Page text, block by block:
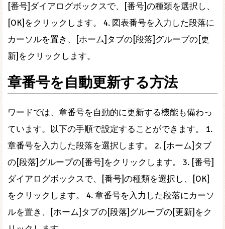
[番号]ダイアログボックスで、[番号]の種類を選択し、
[OK]をクリックします。 4. 図表番号を入力した段落に
カーソルを置き、[ホーム]タブの[段落]グループの[更
新]をクリックします。
章番号を自動更新する方法
ワードでは、章番号を自動的に更新する機能も備わっ
ています。以下の手順で設定することができます。 1.
章番号を入力した段落を選択します。 2. [ホーム]タブ
の[段落]グループの[番号]をクリックします。 3. [番号]
ダイアログボックスで、[番号]の種類を選択し、[OK]
をクリックします。 4. 章番号を入力した段落にカーソ
ルを置き、[ホーム]タブの[段落]グループの[更新]をク